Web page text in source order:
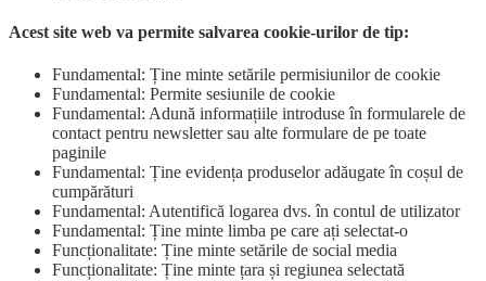
Acest site web va permite salvarea cookie-urilor de tip:
Fundamental: Ține minte setările permisiunilor de cookie
Fundamental: Permite sesiunile de cookie
Fundamental: Adună informațiile introduse în formularele de
contact pentru newsletter sau alte formulare de pe toate
paginile
Fundamental: Ține evidența produselor adăugate în coșul de
cumpărături
Fundamental: Autentifică logarea dvs. în contul de utilizator
Fundamental: Ține minte limba pe care ați selectat-o
Funcționalitate: Ține minte setările de social media
Funcționalitate: Ține minte țara și regiunea selectată